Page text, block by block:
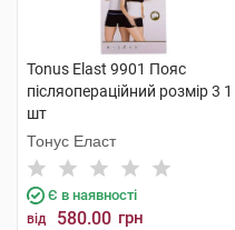
Tonus Elast 9901 Пояс
післяопераційний розмір 3 1
шт
Тонус Еласт
Є в наявності
від 580.00 грн